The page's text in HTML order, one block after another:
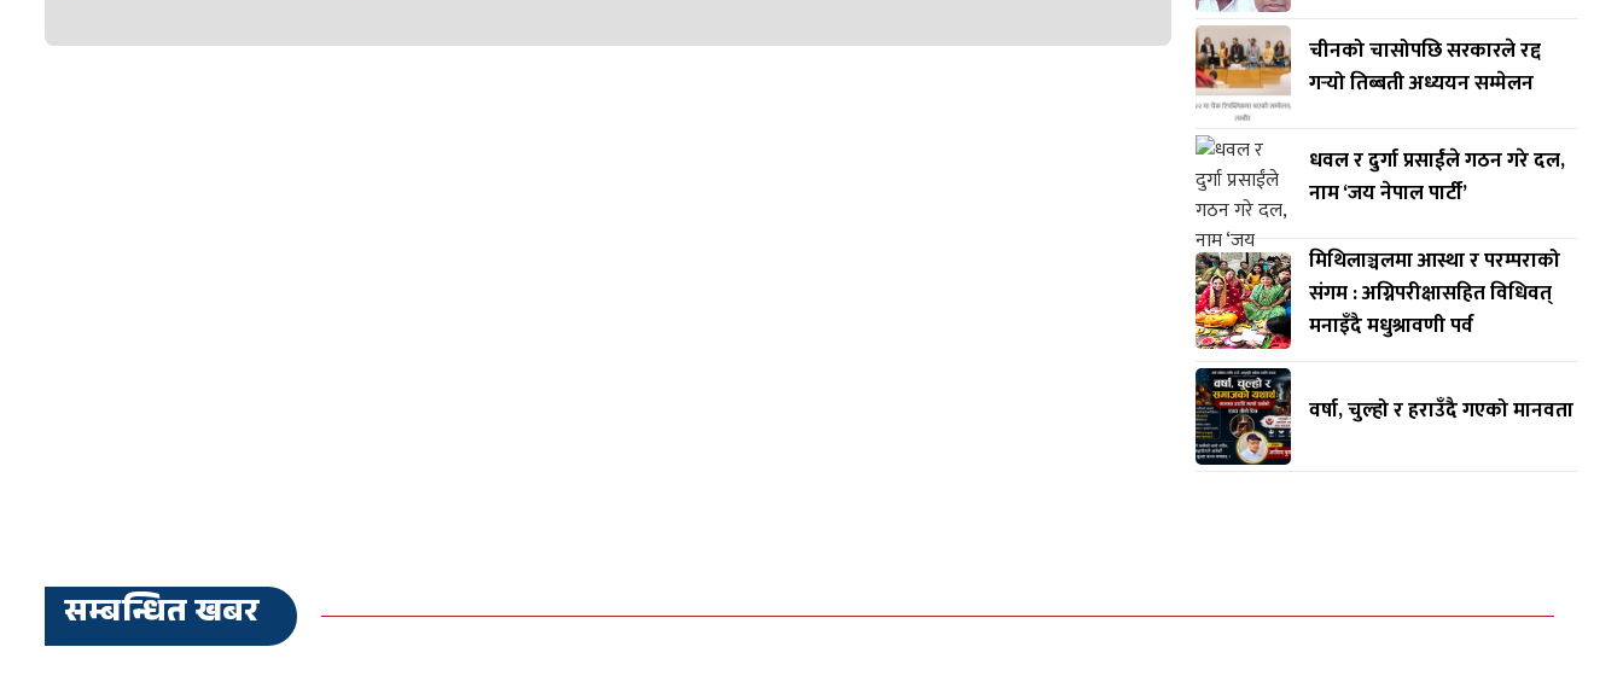
चीनको चासोपछि सरकारले रद्द
गर्‍यो तिब्बती अध्ययन सम्मेलन
धवल र दुर्गा प्रसाईंले गठन गरे दल,
नाम ‘जय नेपाल पार्टी’
मिथिलाञ्चलमा आस्था र परम्पराको
संगम : अग्निपरीक्षासहित विधिवत्
मनाइँदै मधुश्रावणी पर्व
वर्षा, चुल्हो र हराउँदै गएको मानवता
सम्बन्धित खबर